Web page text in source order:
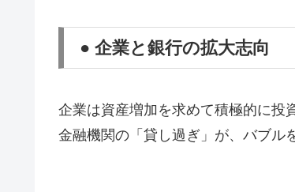
● 企業と銀行の拡大志向
企業は資産増加を求めて積極的に投
金融機関の「貸し過ぎ」が、バブル